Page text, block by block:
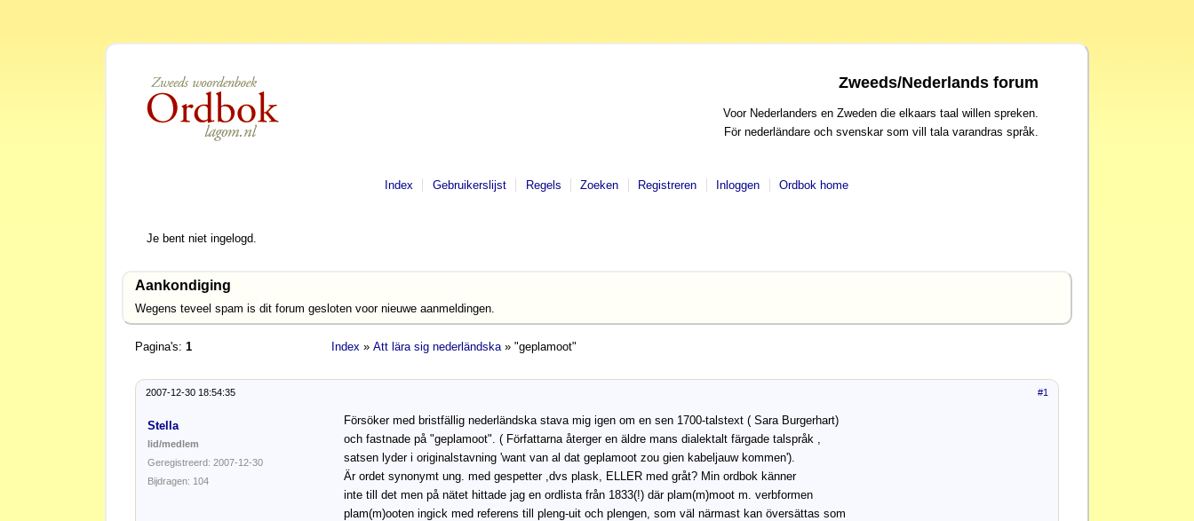
Zweeds/Nederlands forum
Voor Nederlanders en Zweden die elkaars taal willen spreken.
För nederländare och svenskar som vill tala varandras språk.
Index Gebruikerslijst Regels Zoeken Registreren Inloggen Ordbok home
Je bent niet ingelogd.
Aankondiging
Wegens teveel spam is dit forum gesloten voor nieuwe aanmeldingen.
Pagina's: 1 Index » Att lära sig nederländska» "geplamoot"
#1
2007-12-30 18:54:35
Stella
lid/medlem
Geregistreerd: 2007-12-30
Bijdragen: 104
Försöker med bristfällig nederländska stava mig igen om en sen 1700-talstext ( Sara Burgerhart)
och fastnade på "geplamoot". ( Författarna återger en äldre mans dialektalt färgade talspråk ,
satsen lyder i originalstavning 'want van al dat geplamoot zou gien kabeljauw kommen').
Är ordet synonymt ung. med gespetter ,dvs plask, ELLER med gråt? Min ordbok känner
inte till det men på nätet hittade jag en ordlista från 1833(!) där plam(m)moot m. verbformen
plam(m)ooten ingick med referens till pleng-uit och plengen, som väl närmast kan översättas som